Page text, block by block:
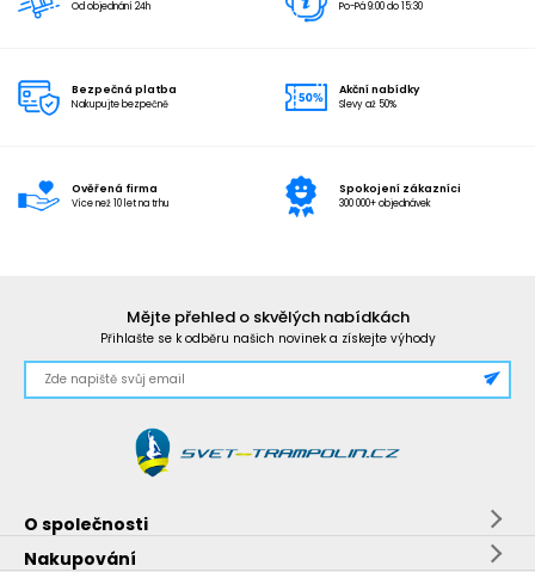
Od objednání 24h Po-Pá 9:00 do 15:30
Bezpečná platba
Nakupujte bezpečně
Akční nabídky
Slevy až 50%
Ověřená firma
Více než 10 let na trhu
Spokojení zákazníci
300 000+ objednávek
Mějte přehled o skvělých nabídkách
Přihlašte se k odběru našich novinek a získejte výhody
O společnosti
Nakupování